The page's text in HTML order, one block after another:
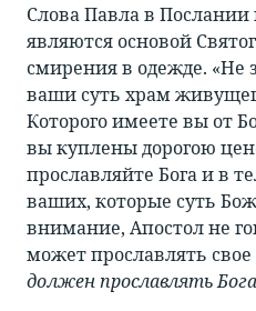
Слова Павла в
являются основой
смирения в одежде. «Не
ваши суть храм
Которого имеете вы от
вы куплены дорогою
прославляйте Бога и в
ваших, которые суть
внимание, Апостол не
может прославлять
должен прославлять